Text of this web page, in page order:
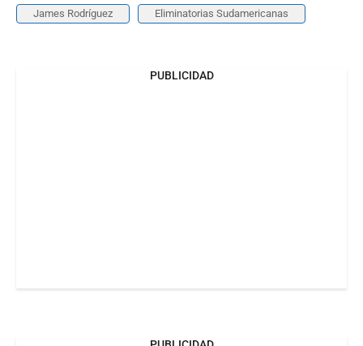
James Rodríguez Eliminatorias Sudamericanas
PUBLICIDAD